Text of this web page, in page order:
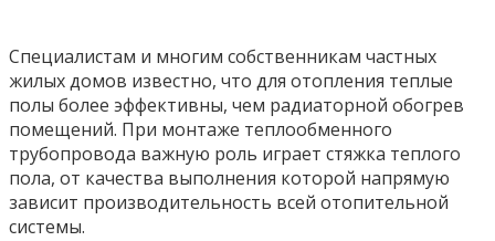
Специалистам и многим собственникам частных
жилых домов известно, что для отопления теплые
полы более эффективны, чем радиаторной обогрев
помещений. При монтаже теплообменного
трубопровода важную роль играет стяжка теплого
пола, от качества выполнения которой напрямую
зависит производительность всей отопительной
системы.